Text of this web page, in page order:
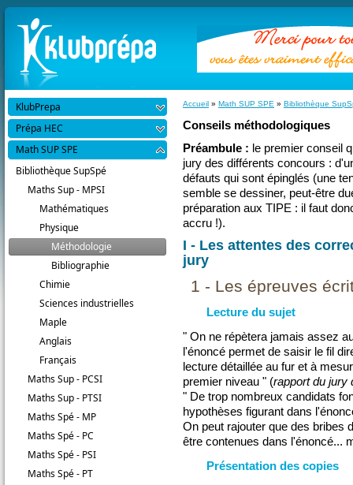
KlubPrepa
Prépa HEC
Math SUP SPE
Bibliothèque SupSpé
Maths Sup - MPSI
Mathématiques
Physique
Méthodologie
Bibliographie
Chimie
Sciences industrielles
Maple
Anglais
Français
Maths Sup - PCSI
Maths Sup - PTSI
Maths Spé - MP
Maths Spé - PC
Maths Spé - PSI
Maths Spé - PT
Accueil » Math SUP SPE » Bibliothèque
Conseils méthodologiques
Préambule : le premier conseil
jury des différents concours :
défauts qui sont épinglés (une
semble se dessiner, peut-être
préparation aux TIPE : il faut
accru !).
I - Les attentes des
jury
1 - Les épreuves
Lecture du sujet
" On ne répètera jamais assez
l'énoncé permet de saisir le fil
lecture détaillée au fur et à
premier niveau " (rapport du jury
" De trop nombreux candidats
hypothèses figurant dans
On peut rajouter que des bribes
être contenues dans l'énoncé...
Présentation des copies